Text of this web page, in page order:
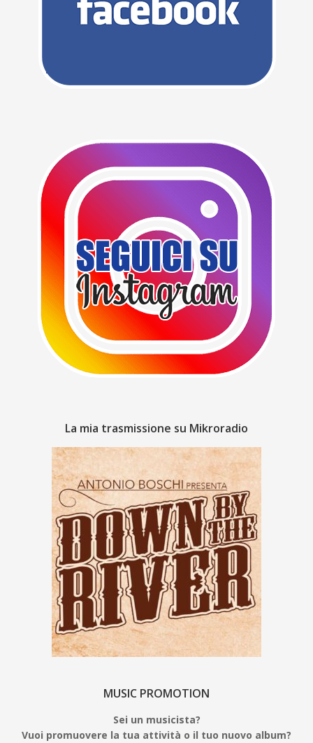
La mia trasmissione su Mikroradio
MUSIC PROMOTION
Sei un musicista?
Vuoi promuovere la tua attività o il tuo nuovo album?